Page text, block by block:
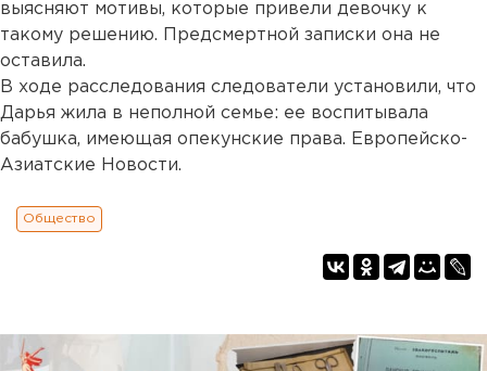
выясняют мотивы, которые привели девочку к
такому решению. Предсмертной записки она не
оставила.
В ходе расследования следователи установили, что
Дарья жила в неполной семье: ее воспитывала
бабушка, имеющая опекунские права. Европейско-
Азиатские Новости.
Общество